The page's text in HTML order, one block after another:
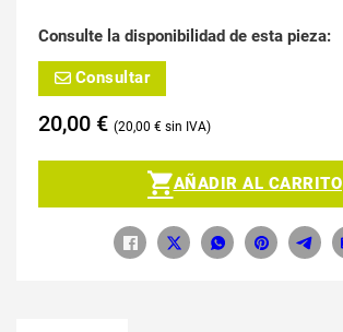
Consulte la disponibilidad de esta pieza:
Consultar
20,00 € 20,00 €
AÑADIR AL CARRITO